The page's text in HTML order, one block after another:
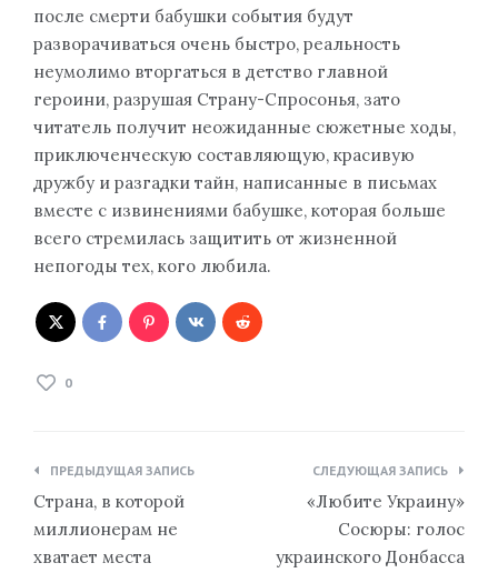
после смерти бабушки события будут
разворачиваться очень быстро, реальность
неумолимо вторгаться в детство главной
героини, разрушая Страну-Спросонья, зато
читатель получит неожиданные сюжетные ходы,
приключенческую составляющую, красивую
дружбу и разгадки тайн, написанные в письмах
вместе с извинениями бабушке, которая больше
всего стремилась защитить от жизненной
непогоды тех, кого любила.
0
Навигация
по
записям
ПРЕДЫДУЩАЯ ЗАПИСЬ
Страна, в которой
миллионерам не
хватает места
СЛЕДУЮЩАЯ ЗАПИСЬ
«Любите Украину»
Сосюры: голос
украинского Донбасса